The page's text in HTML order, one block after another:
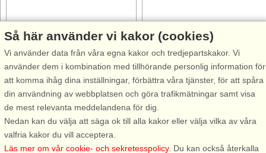
Stugnr: 29834
Hundfjället
7 personer, 90 m²
4,0 km till sjö/hav:.
Varmt välkommen till en fin
timrad stuga vid Hundfjället
endast 30 m från den brusande
Stugnr: 38735
Hundfjället
6 personer, 80 m²
4,0 km till sjö/hav:.
Välkommen till en nybyggd
fint läge endast 30 meter från
Så här använder vi kakor (cookies)
Vi använder data från våra egna kakor och tredjepartskakor. Vi
använder dem i kombination med tillhörande personlig information för
att komma ihåg dina inställningar, förbättra våra tjänster, för att spåra
din användning av webbplatsen och göra trafikmätningar samt visa
de mest relevanta meddelandena för dig.
Nedan kan du välja att säga ok till alla kakor eller välja vilka av våra
valfria kakor du vill acceptera.
Läs mer om vår cookie- och sekretesspolicy. Du kan också återkalla